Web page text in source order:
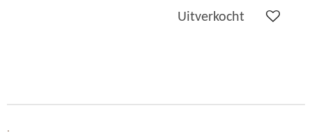
Uitverkocht
.